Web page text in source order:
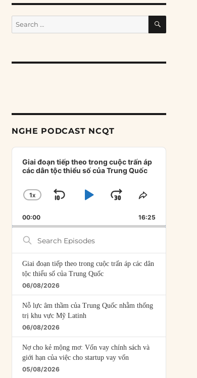
Search
for:
SEARCH
NGHE PODCAST NCQT
Audio
Player
Giai đoạn tiếp theo trong cuộc trấn áp
các dân tộc thiểu số của Trung Quốc
CHANGE
RATE
1X
SKIP
BACKWARD
PLAYJUMP
FORWARD
SHARE
EPISODE
00:00 16:25
Search
Episodes
Giai đoạn tiếp theo trong cuộc trấn áp các dân
tộc thiểu số của Trung Quốc
06/08/2026
Nỗ lực âm thầm của Trung Quốc nhằm thống
trị khu vực Mỹ Latinh
06/08/2026
Nợ cho kẻ mộng mơ: Vốn vay chính sách và
giới hạn của việc cho startup vay vốn
05/08/2026